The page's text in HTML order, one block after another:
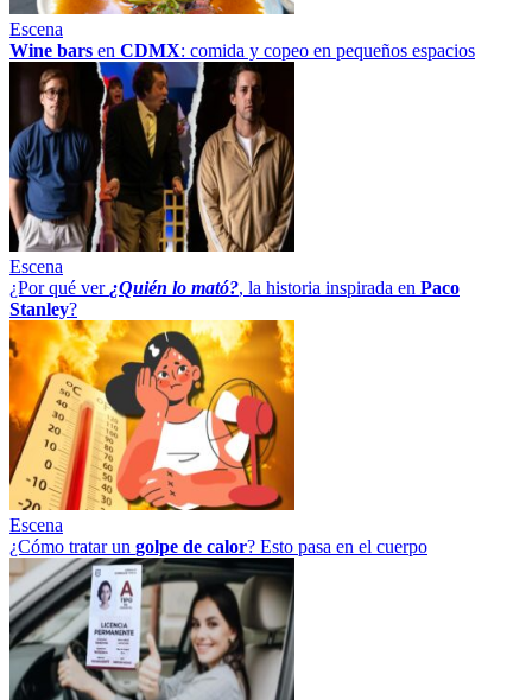
Escena
Wine bars en CDMX: comida y copeo en pequeños espacios
Escena
¿Por qué ver ¿Quién lo mató?, la historia inspirada en Paco
Stanley?
Escena
¿Cómo tratar un golpe de calor? Esto pasa en el cuerpo